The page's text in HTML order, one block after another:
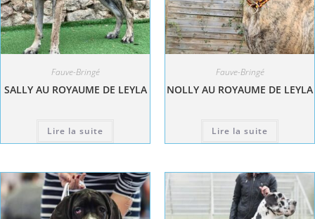
Fauve-Bringé
SALLY AU ROYAUME DE LEYLA
Lire la suite
Fauve-Bringé
NOLLY AU ROYAUME DE LEYLA
Lire la suite